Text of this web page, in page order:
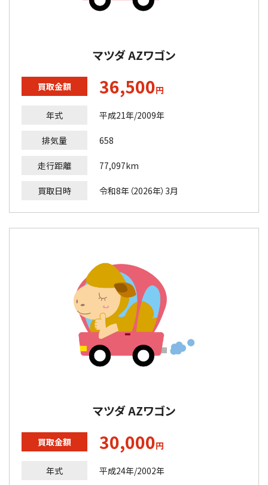
マツダ AZワゴン
買取金額 36,500円
年式 平成21年/2009年
排気量 658
走行距離 77,097km
買取日時 令和8年（2026年）3月
マツダ AZワゴン
買取金額 30,000円
年式 平成24年/2002年